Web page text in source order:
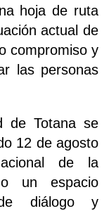
hoja de ruta
actual de
compromiso y
las personas
de Totana se
12 de agosto
de la
un espacio
diálogo y